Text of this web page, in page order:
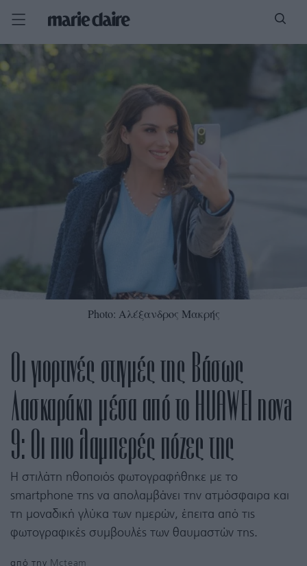
Photo: Αλέξανδρος Μακρής
Οι γιορτινές στιγμές της Βάσως
Λασκαράκη μέσα από το HUAWEI nova
9: Οι πιο λαμπερές πόζες της
Η στιλάτη ηθοποιός φωτογραφήθηκε με το
smartphone της να απολαμβάνει την ατμόσφαιρα και
τη μοναδική γλύκα των ημερών, έπειτα από τις
φωτογραφικές συμβουλές των θαυμαστών της.
από την Mcteam